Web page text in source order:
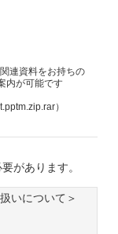
連資料をお持ちの
内が可能です
）
があります。
いについて＞